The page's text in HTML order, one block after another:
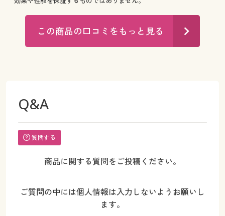
この商品の口コミをもっと見る
Q&A
質問する
商品に関する質問をご投稿ください。
ご質問の中には個人情報は入力しないようお願いし
ます。